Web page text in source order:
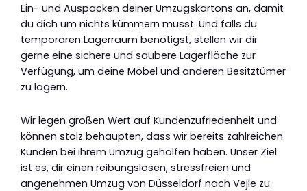
Ein- und Auspacken deiner Umzugskartons an, damit
du dich um nichts kümmern musst. Und falls du
temporären Lagerraum benötigst, stellen wir dir
gerne eine sichere und saubere Lagerfläche zur
Verfügung, um deine Möbel und anderen Besitztümer
zu lagern.
Wir legen großen Wert auf Kundenzufriedenheit und
können stolz behaupten, dass wir bereits zahlreichen
Kunden bei ihrem Umzug geholfen haben. Unser Ziel
ist es, dir einen reibungslosen, stressfreien und
angenehmen Umzug von Düsseldorf nach Vejle zu